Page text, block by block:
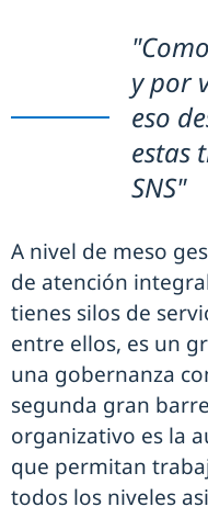
y por
eso
estas
SNS"
A nivel de meso
de atención
tienes silos de
entre ellos, es un
una gobernanza
segunda gran
organizativo es la
que permitan
todos los niveles